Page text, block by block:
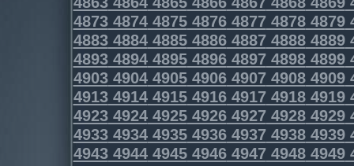
4873487448754876487748784879
4883488448854886488748884889
4893489448954896489748984899
4903490449054906490749084909
4913491449154916491749184919
4923492449254926492749284929
4933493449354936493749384939
4943494449454946494749484949